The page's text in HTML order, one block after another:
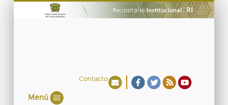
Contacto
Menú